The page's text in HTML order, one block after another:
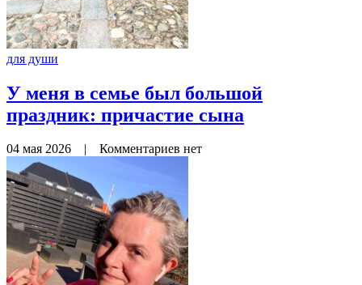
для души
У меня в семье был большой
праздник: причастие сына
04 мая 2026 | Комментариев нет